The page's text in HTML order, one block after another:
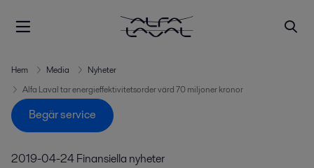
Hem Media
Nyheter
Alfa Laval tar energieffektivitetsorder värd 70 miljoner kronor
Begär service
2019-04-24Finansiella nyheter